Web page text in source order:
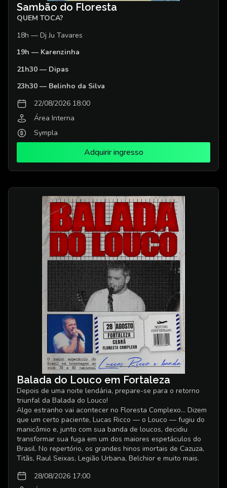
Sambão do Floresta
QUEM TOCA?
18h — Dj Ju Tavares
19h — Karenzinha
21h30 — Dipas
23h30 — Belinho da Silva
22/08/2026 18:00
Área Interna
Sympla
Adquirir ingresso
Balada do Louco em Fortaleza
Depois de uma noite lendária, prepare-se para o retorno
triunfal da Balada do Louco!
Algo estranho vai acontecer no Floresta Complexo… Dizem
que um certo paciente, Lucas Ricco — o Louco — fugiu do
manicômio e, junto com sua banda de loucos, decidiu
transformar sua fuga em um dos maiores espetáculos do
Brasil. No repertório, os grandes hinos imortais de Cazuza,
Titãs, Raul Seixas, Legião Urbana, Belchior e muito mais.
28/08/2026 17:00